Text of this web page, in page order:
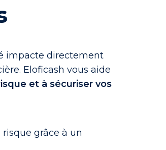
impacte directement
Eloficash vous aide
et à sécuriser vos
grâce à un